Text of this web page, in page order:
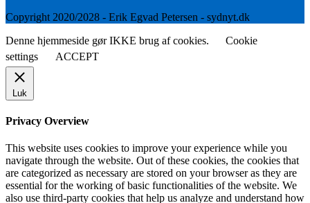
Copyright 2020/2028 - Erik Egvad Petersen - sydnyt.dk
Denne hjemmeside gør IKKE brug af cookies.
Cookie
settings
ACCEPT
Luk
Privacy Overview
This website uses cookies to improve your experience while you
navigate through the website. Out of these cookies, the cookies that
are categorized as necessary are stored on your browser as they are
essential for the working of basic functionalities of the website. We
also use third-party cookies that help us analyze and understand how